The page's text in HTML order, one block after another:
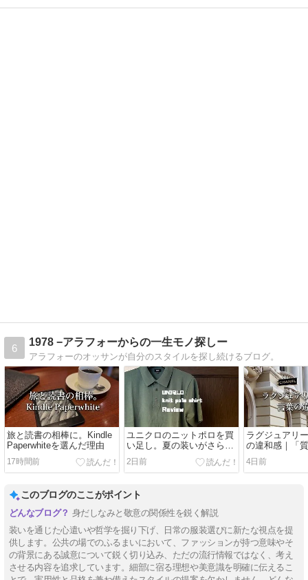
6
1978 −アラフォーからの一生モノ探しー
アラフォーのオッサンが自分のスタイルを探し続けるブログ。
旅と読書の相棒に。Kindle
Paperwhiteを選んだ理由
17時間前
ユニクロのニットポロを買
い足し。夏の装いがさらに
整うグリーンの一枚
2日前
ラグジュアリ
の違和感｜「
ら紐解く本当
4日前
このブログのここがポイント
身だしなみと敬意の関係性を鋭く解説
装いを通じた心遣いや哲学を掘り下げ、日常の服装選びに新たな視点を提
供します。公共の場でのふるまいにおいて、ファッションが持つ意味やそ
の背景にある誠意について鋭く切り込み、ただの流行情報ではなく、考え
させる内容を追求しています。細部に宿る理想や美意識を明確に伝えるこ